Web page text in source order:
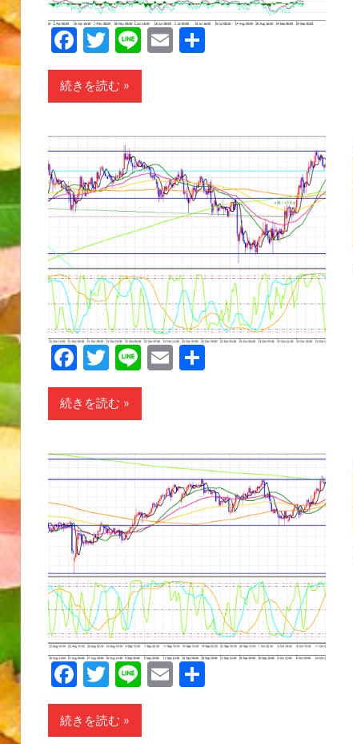
Facebook
Twitter
LineEmail
共
続きを読む
Facebook
Twitter
LineEmail
共
続きを読む
Facebook
Twitter
LineEmail
共
続きを読む